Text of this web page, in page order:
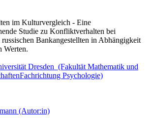
im Kulturvergleich - Eine
Studie zu Konfliktverhalten bei
russischen Bankangestellten in Abhängigkeit
Werten.
Dresden (Fakultät Mathematik und
Psychologie)
(Autor:in)